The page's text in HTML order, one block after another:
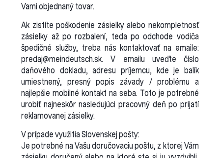
Vami objednaný tovar.
Ak zistíte poškodenie zásielky alebo nekompletnosť
zásielky až po rozbalení, teda po odchode vodiča
špedičné služby, treba nás kontaktovať na emaile:
predaj@meindeutsch.sk. V emailu uveďte číslo
daňového dokladu, adresu príjemcu, kde je balík
umiestnený, presný popis závady / problému a
najlepšie mobilné kontakt na seba. Toto je potrebné
urobiť najneskôr nasledujúci pracovný deň po prijatí
reklamovanej zásielky.
V prípade využitia Slovenskej pošty:
Je potrebné na Vašu doručovaciu poštu, z ktorej Vám